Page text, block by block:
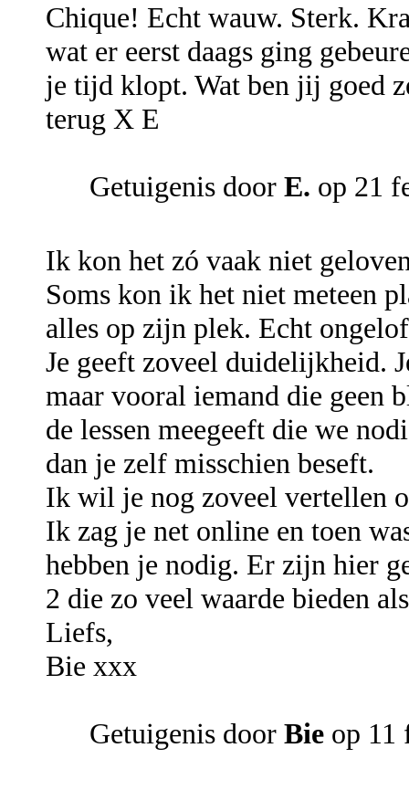
Chique! Echt wauw. Sterk.
wat er eerst daags ging
je tijd klopt. Wat ben jij goed
terug X E
Getuigenis door E. op 21
Ik kon het zó vaak niet
Soms kon ik het niet meteen
alles op zijn plek. Echt
Je geeft zoveel duidelijkheid.
maar vooral iemand die geen
de lessen meegeeft die we
dan je zelf misschien beseft.
Ik wil je nog zoveel vertellen
Ik zag je net online en toen
hebben je nodig. Er zijn hier
2 die zo veel waarde bieden
Liefs,
Bie xxx
Getuigenis door Bie op 11